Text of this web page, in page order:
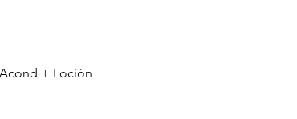
Vista rápida
+ Loción